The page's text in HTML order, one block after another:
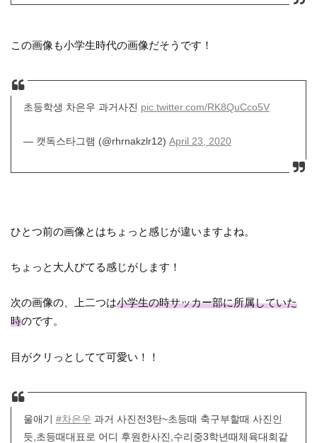
この画像も小学生時代の画像だそうです！
초등학생 차은우 과거사진 pic.twitter.com/RK8QuCco5V
— 캣독스타그램 (@rhrnakzlr12) April 23, 2020
ひとつ前の画像とはちょっと感じが違いますよね。
ちょっと大人びてる感じがします！
次の画像の、上二つは小学生の時サッカー部に所属していた
時のです。
目がクリっとしてて可愛い！！
울애기 #차은우 과거 사진전3탄~초등때 축구부할때 사진인
듯,초등때대표로 어디 후원한사진,수리중3학년때체육대회같